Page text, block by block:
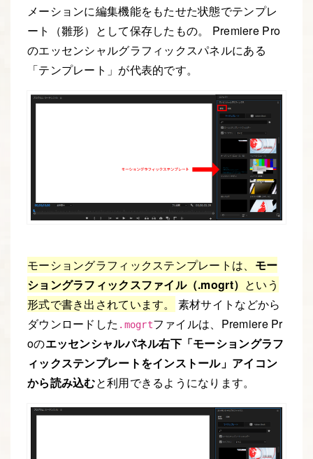
メーションに編集機能をもたせた状態でテンプレ
ート（雛形）として保存したもの。 Premiere Pro
のエッセンシャルグラフィックスパネルにある
「テンプレート」が代表的です。
モーショングラフィックステンプレートは、 モー
ショングラフィックスファイル（.mogrt） という
形式で書き出されています。
素材サイトなどから
ダウンロードした .mogrtファイルは、Premiere Pr
oのエッセンシャルパネル右下「モーショングラフ
ィックステンプレートをインストール」アイコン
から読み込むと利用できるようになります。